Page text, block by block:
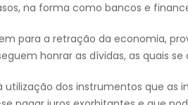
na forma como bancos e
para a retração da economia,
honrar as dívidas, as quais
dos instrumentos que as